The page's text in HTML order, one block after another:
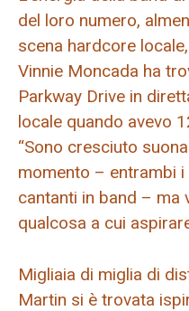
del loro numero,
scena hardcore
Vinnie Moncada ha
Parkway Drive in
locale quando avevo
“Sono cresciuto
momento – entrambi
cantanti in band – ma
qualcosa a cui
Migliaia di miglia di
Martin si è trovata